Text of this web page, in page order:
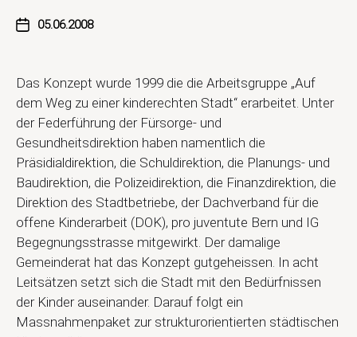
05.06.2008
Das Konzept wurde 1999 die die Arbeitsgruppe „Auf
dem Weg zu einer kinderechten Stadt“ erarbeitet. Unter
der Federführung der Fürsorge- und
Gesundheitsdirektion haben namentlich die
Präsidialdirektion, die Schuldirektion, die Planungs- und
Baudirektion, die Polizeidirektion, die Finanzdirektion, die
Direktion des Stadtbetriebe, der Dachverband für die
offene Kinderarbeit (DOK), pro juventute Bern und IG
Begegnungsstrasse mitgewirkt. Der damalige
Gemeinderat hat das Konzept gutgeheissen. In acht
Leitsätzen setzt sich die Stadt mit den Bedürfnissen
der Kinder auseinander. Darauf folgt ein
Massnahmenpaket zur strukturorientierten städtischen